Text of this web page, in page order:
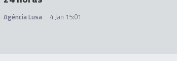
Agência Lusa 4 Jan 15:01